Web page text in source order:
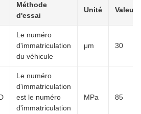
Méthode
d'essai
Unité Valeur
Le numéro
d'immatriculation
du véhicule
μm 30
Le numéro
d'immatriculation
est le numéro
d'immatriculation
MPa 85